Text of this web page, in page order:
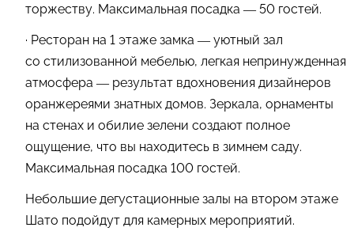
торжеству. Максимальная посадка — 50 гостей.
· Ресторан на 1 этаже замка — уютный зал
со стилизованной мебелью, легкая непринужденная
атмосфера — результат вдохновения дизайнеров
оранжереями знатных домов. Зеркала, орнаменты
на стенах и обилие зелени создают полное
ощущение, что вы находитесь в зимнем саду.
Максимальная посадка 100 гостей.
Небольшие дегустационные залы на втором этаже
Шато подойдут для камерных мероприятий.